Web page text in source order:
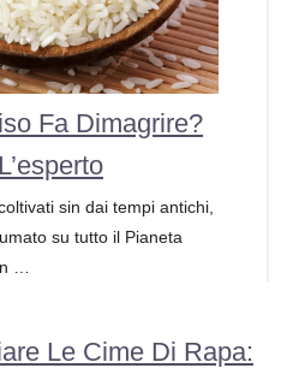
Fa Dimagrire?
sin dai tempi antichi,
su tutto il Pianeta
…
Le Cime Di Rapa: